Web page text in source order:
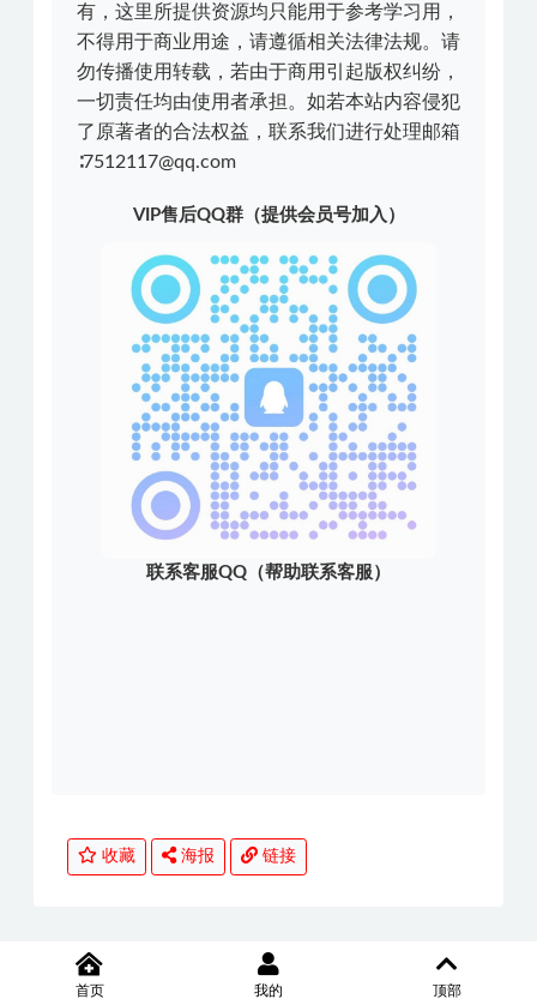
有，这里所提供资源均只能用于参考学习用，
不得用于商业用途，请遵循相关法律法规。请
勿传播使用转载，若由于商用引起版权纠纷，
一切责任均由使用者承担。如若本站内容侵犯
了原著者的合法权益，联系我们进行处理邮箱
∶7512117@qq.com
VIP售后QQ群（提供会员号加入）
联系客服QQ（帮助联系客服）
收藏 海报 链接
上一篇
AI+业务落地某大佬的OpenClaw小龙虾实战
首页 我的 顶部